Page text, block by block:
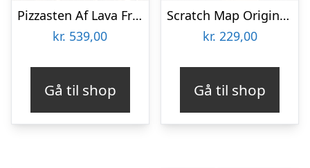
Pizzasten Af Lava Fra Etna
kr. 539,00
Gå til shop
Scratch Map Original Deluxe
kr. 229,00
Gå til shop